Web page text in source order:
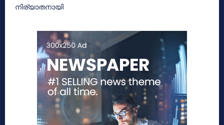
നിര്യാതനായി